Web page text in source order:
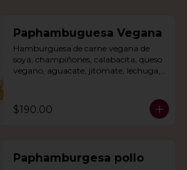
Paphambuguesa Vegana
Hamburguesa de carne vegana de
soya, champiñones, calabacita, queso
vegano, aguacate, jitomate, lechuga,
$190.00
Paphamburgesa pollo